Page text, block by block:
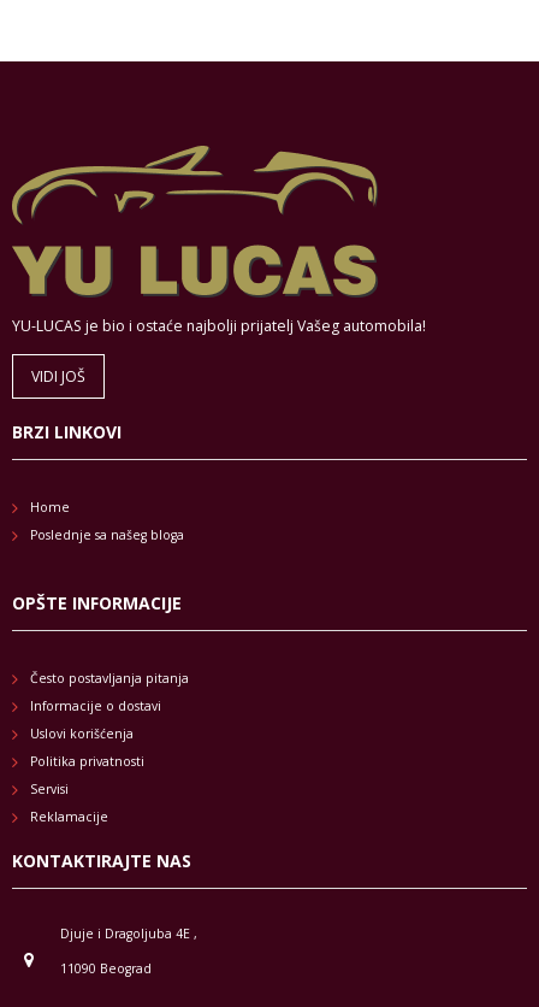
YU-LUCAS je bio i ostaće najbolji prijatelj Vašeg automobila!
VIDI JOŠ
BRZI LINKOVI
Home
Poslednje sa našeg bloga
OPŠTE INFORMACIJE
Često postavljanja pitanja
Informacije o dostavi
Uslovi korišćenja
Politika privatnosti
Servisi
Reklamacije
KONTAKTIRAJTE NAS
Djuje i Dragoljuba 4E ,
11090 Beograd